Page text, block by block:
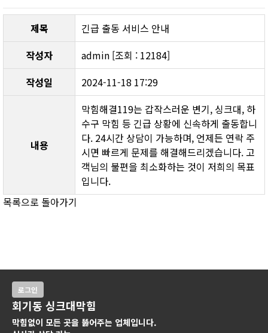
제목
긴급 출동 서비스 안내
작성자
admin [조회 : 12184]
작성일
2024-11-18 17:29
내용
막힘해결119는 갑작스러운 변기, 싱크대, 하
수구 막힘 등 긴급 상황에 신속하게 출동합니
다. 24시간 상담이 가능하며, 언제든 연락 주
시면 빠르게 문제를 해결해드리겠습니다. 고
객님의 불편을 최소화하는 것이 저희의 목표
입니다.
목록으로 돌아가기
로그인
회기동 싱크대막힘
막힘없이 모든 곳을 뚫어주는 업체입니다.